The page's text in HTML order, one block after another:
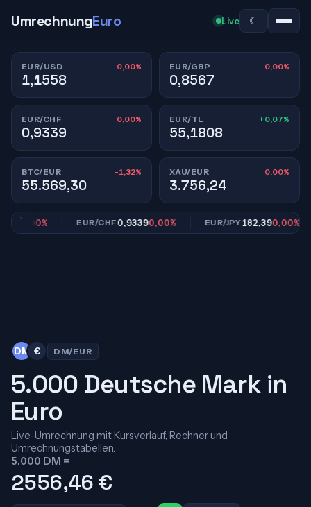
UmrechnungEuro Live ☾
EUR/USD 0,00%
1,1558
EUR/GBP 0,00%
0,8567
EUR/CHF 0,00%
0,9339
EUR/TL +0,07%
55,1808
BTC/EUR -1,32%
55.569,30
XAU/EUR 0,00%
3.756,24
0,00% EUR/CHF0,93390,00% EUR/JPY182,390,00%
DM € DM/EUR
5.000 Deutsche Mark in
Euro
Live-Umrechnung mit Kursverlauf, Rechner und
Umrechnungstabellen.
5.000 DM =
2556,46 €